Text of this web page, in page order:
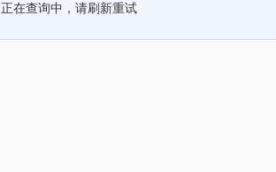
正在查询中，请刷新重试